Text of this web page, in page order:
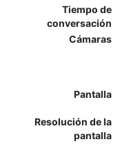
Tiempo de
conversación
Cámaras
Pantalla
Resolución de la
pantalla